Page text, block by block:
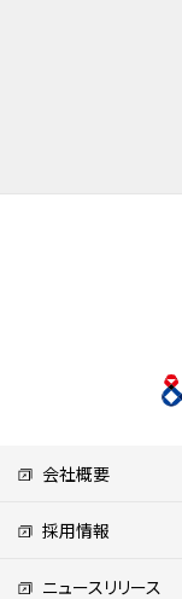
会社概要
採用情報
ニュースリリース